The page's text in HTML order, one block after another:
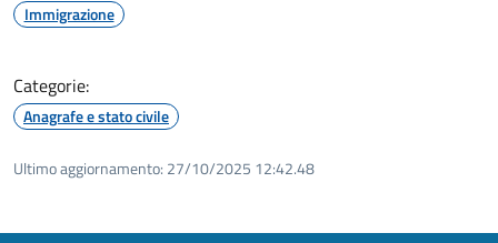
Immigrazione
Categorie:
Anagrafe e stato civile
Ultimo aggiornamento: 27/10/2025 12:42.48